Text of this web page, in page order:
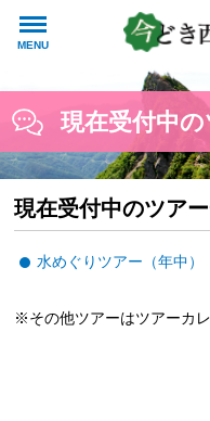
MENU
現在受付中
現在受付中のツア
水めぐりツアー（年中）
※その他ツアーはツアーカ